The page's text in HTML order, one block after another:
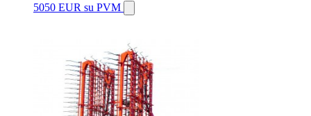
5050 EUR su PVM